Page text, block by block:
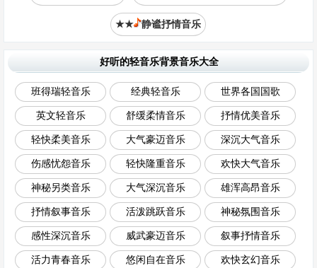
★★ 静谧抒情音乐
好听的轻音乐背景音乐大全
班得瑞轻音乐 经典轻音乐 世界各国国歌
英文轻音乐 舒缓柔情音乐 抒情优美音乐
轻快柔美音乐 大气豪迈音乐 深沉大气音乐
伤感忧怨音乐 轻快隆重音乐 欢快大气音乐
神秘另类音乐 大气深沉音乐 雄浑高昂音乐
抒情叙事音乐 活泼跳跃音乐 神秘氛围音乐
感性深沉音乐 威武豪迈音乐 叙事抒情音乐
活力青春音乐 悠闲自在音乐 欢快玄幻音乐